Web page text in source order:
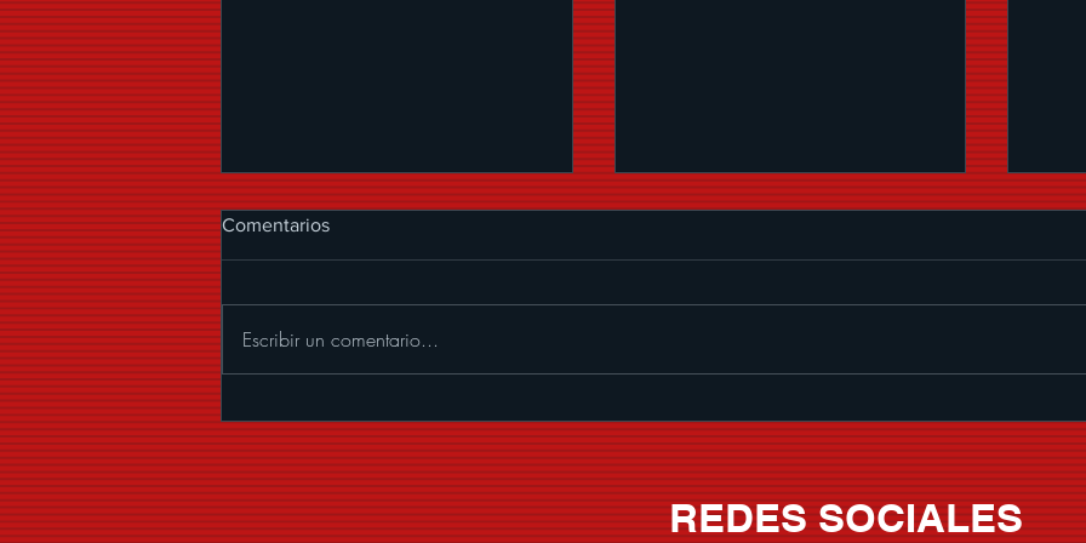
HISTORIA CON "QUE VIVAN
LOS NOVIOS”
INTEGRA A LA FAMILIA DE
STAR MEDIA AND
CONSULTING
ME
Comentarios
Escribir un comentario...
REDES SOCIALES